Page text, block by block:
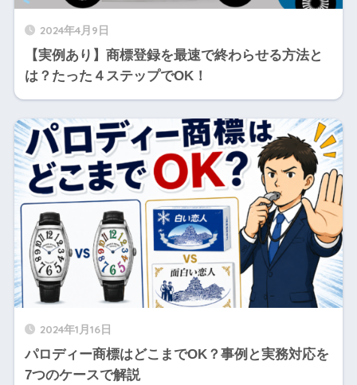
2024年4月9日
【実例あり】商標登録を最速で終わらせる方法と
は？たった４ステップでOK！
2024年1月16日
パロディー商標はどこまでOK？事例と実務対応を
7つのケースで解説